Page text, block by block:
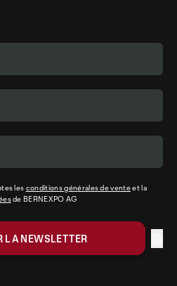
les conditions générales de venteet la
de BERNEXPO AG